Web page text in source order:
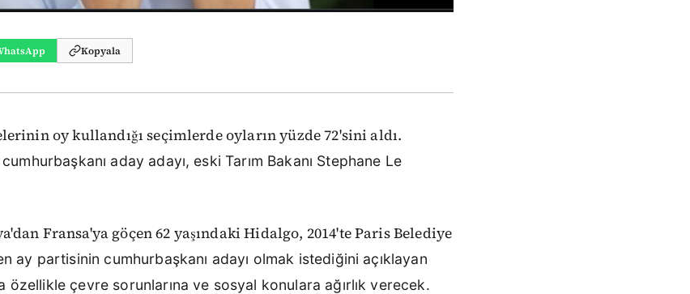
Kopyala
oy kullandığı seçimlerde oyların yüzde 72'sini aldı.
aday adayı, eski Tarım Bakanı Stephane Le
Fransa'ya göçen 62 yaşındaki Hidalgo, 2014'te Paris Belediye
ay partisinin cumhurbaşkanı adayı olmak istediğini açıklayan
özellikle çevre sorunlarına ve sosyal konulara ağırlık verecek.